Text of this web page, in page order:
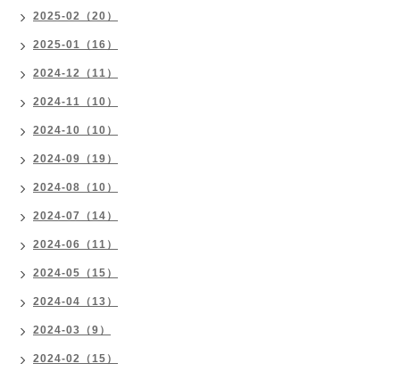
2025-02（20）
2025-01（16）
2024-12（11）
2024-11（10）
2024-10（10）
2024-09（19）
2024-08（10）
2024-07（14）
2024-06（11）
2024-05（15）
2024-04（13）
2024-03（9）
2024-02（15）